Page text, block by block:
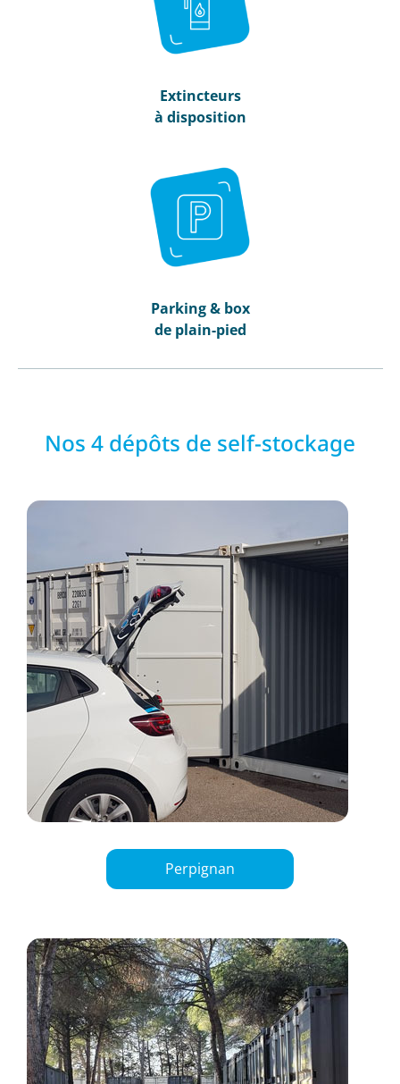
Extincteurs
à disposition
Parking & box
de plain-pied
Nos 4 dépôts de self-stockage
Perpignan